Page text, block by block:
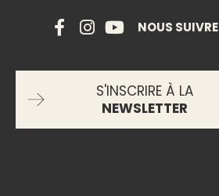
NOUS SUIVRE
S'INSCRIRE À LA
NEWSLETTER